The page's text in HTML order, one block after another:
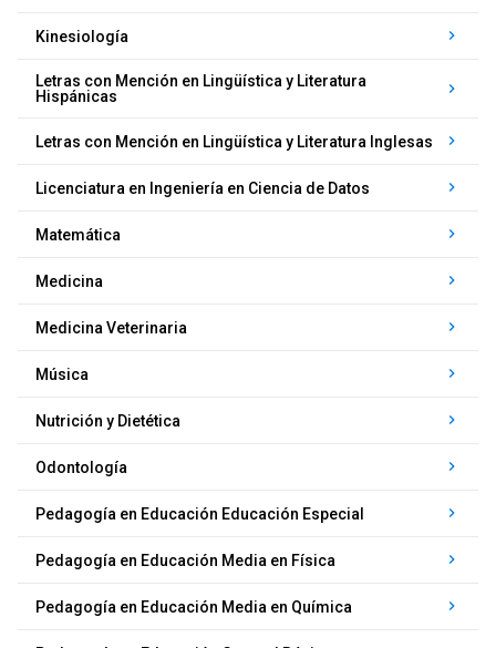
Kinesiología keyboard_arrow_right
Letras con Mención en Lingüística y Literatura
Hispánicas
keyboard_arrow_right
Letras con Mención en Lingüística y Literatura Inglesas keyboard_arrow_right
Licenciatura en Ingeniería en Ciencia de Datos keyboard_arrow_right
Matemática keyboard_arrow_right
Medicina keyboard_arrow_right
Medicina Veterinaria keyboard_arrow_right
Música keyboard_arrow_right
Nutrición y Dietética keyboard_arrow_right
Odontología keyboard_arrow_right
Pedagogía en Educación Educación Especial keyboard_arrow_right
Pedagogía en Educación Media en Física keyboard_arrow_right
Pedagogía en Educación Media en Química keyboard_arrow_right